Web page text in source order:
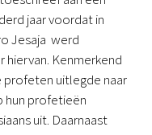
jaar voordat in
Jesaja werd
hiervan. Kenmerkend
profeten uitlegde naar
hun profetieën
uit. Daarnaast